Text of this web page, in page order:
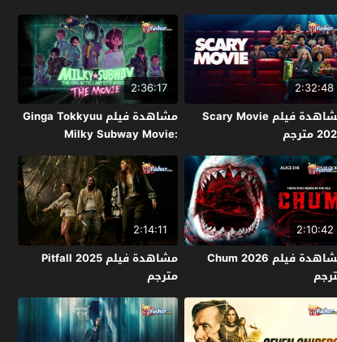
2:32:48
مشاهدة فيلم Scary Movie
مترجم
2:36:17
مشاهدة فيلم Ginga Tokkyuu
Milky Subway Movie:
Kakueki Teisha Gekijou Yuki
2026 مترجم
2:10:42
مشاهدة فيلم Chum 2026
2:14:11
مشاهدة فيلم Pitfall 2025
مترجم